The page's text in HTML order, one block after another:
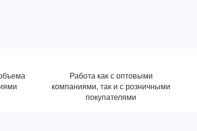
Работа как с оптовыми
компаниями, так и с розничными
покупателями